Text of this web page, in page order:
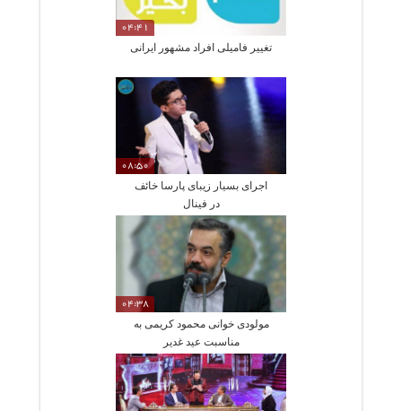
04:41
تغییر فامیلی افراد مشهور ایرانی
08:50
اجرای بسیار زیبای پارسا خائف
در فینال
04:38
مولودی خوانی محمود کریمی به
مناسبت عید غدیر